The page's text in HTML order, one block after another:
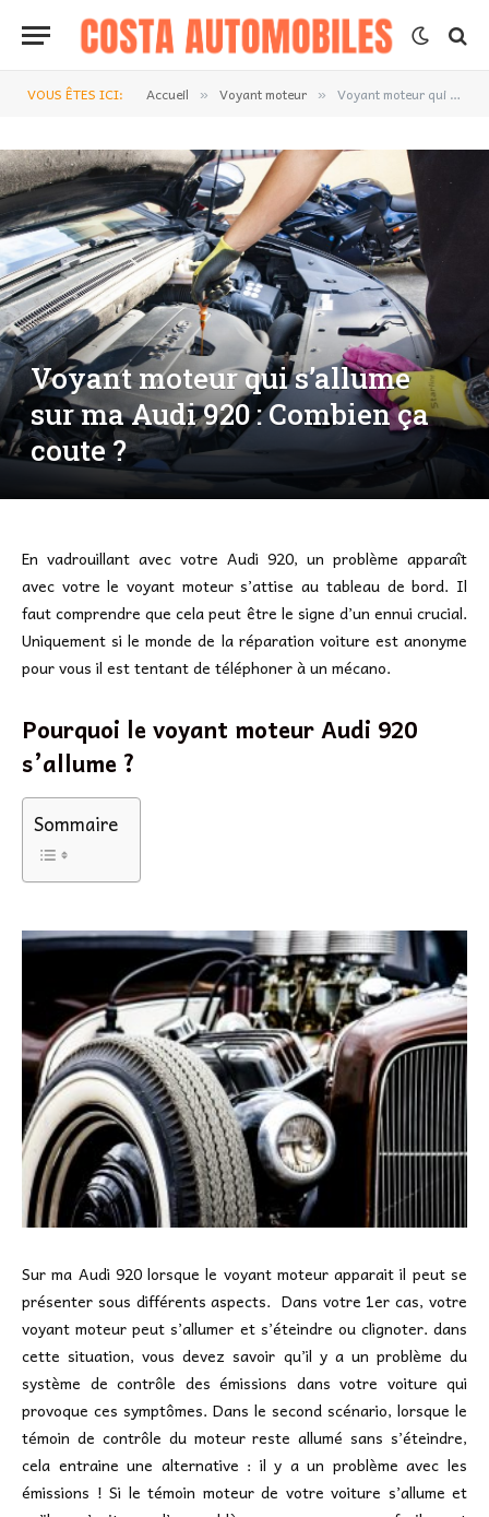
VOUS ÊTES ICI: Accueil » Voyant moteur » Voyant moteur qui s’allume sur ma Audi 920 : Combien ça coute ?
Voyant moteur qui s’allume
sur ma Audi 920 : Combien ça
coute ?
En vadrouillant avec votre Audi 920, un problème apparaît
avec votre le voyant moteur s’attise au tableau de bord. Il
faut comprendre que cela peut être le signe d’un ennui crucial.
Uniquement si le monde de la réparation voiture est anonyme
pour vous il est tentant de téléphoner à un mécano.
Pourquoi le voyant moteur Audi 920
s’allume ?
Sommaire
Sur ma Audi 920 lorsque le voyant moteur apparait il peut se
présenter sous différents aspects. Dans votre 1er cas, votre
voyant moteur peut s’allumer et s’éteindre ou clignoter. dans
cette situation, vous devez savoir qu’il y a un problème du
système de contrôle des émissions dans votre voiture qui
provoque ces symptômes. Dans le second scénario, lorsque le
témoin de contrôle du moteur reste allumé sans s’éteindre,
cela entraine une alternative : il y a un problème avec les
émissions ! Si le témoin moteur de votre voiture s’allume et